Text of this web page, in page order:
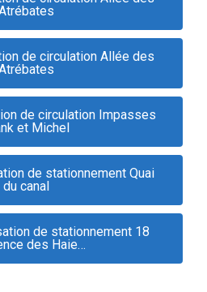
de circulation Allée des
de circulation Impasses
et Michel
de stationnement Quai
du canal
de stationnement 18
des Haie…